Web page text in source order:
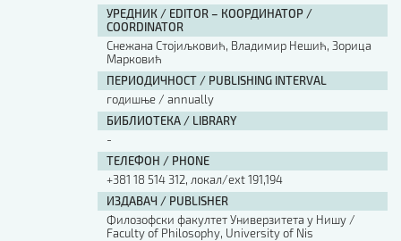
УРЕДНИК / EDITOR – КООРДИНАТОР /
COORDINATOR
Снежана Стојиљковић, Владимир Нешић, Зорица
Марковић
ПЕРИОДИЧНОСТ / PUBLISHING INTERVAL
годишње / annually
БИБЛИОТЕКА / LIBRARY
-
ТЕЛЕФОН / PHONE
+381 18 514 312, локал/ext 191,194
ИЗДАВАЧ / PUBLISHER
Филозофски факултет Универзитета у Нишу /
Faculty of Philosophy, University of Nis